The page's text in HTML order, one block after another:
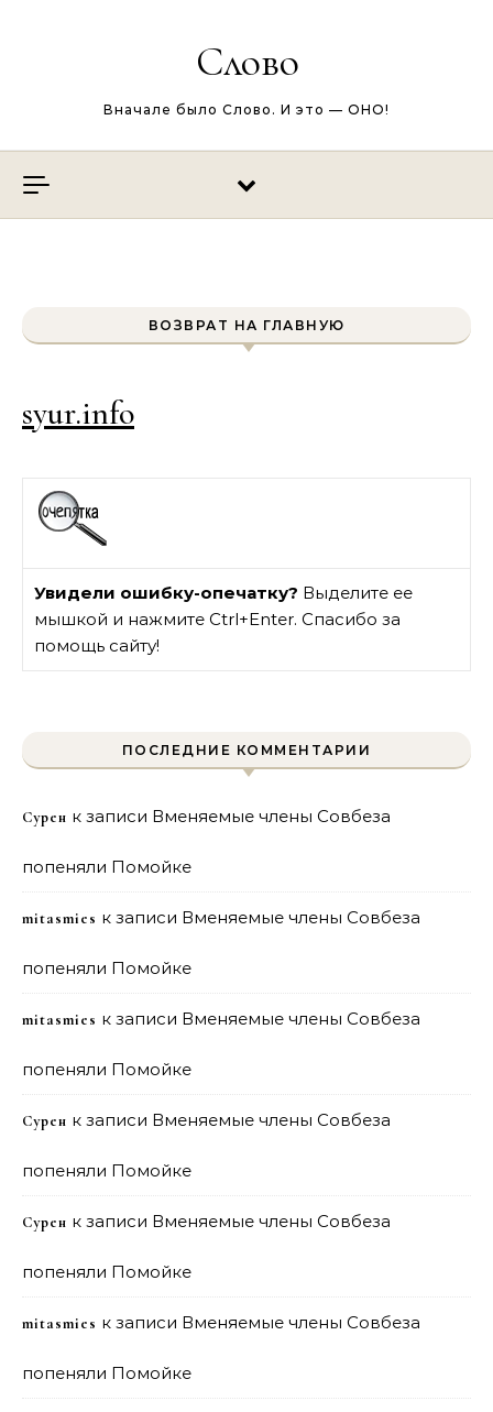
Слово
Вначале было Слово. И это — ОНО!
ВОЗВРАТ НА ГЛАВНУЮ
syur.info
Увидели ошибку-опечатку? Выделите ее
мышкой и нажмите Ctrl+Enter. Спасибо за
помощь сайту!
ПОСЛЕДНИЕ КОММЕНТАРИИ
Сурен к записи Вменяемые члены Совбеза
попеняли Помойке
mitasmies к записи Вменяемые члены Совбеза
попеняли Помойке
mitasmies к записи Вменяемые члены Совбеза
попеняли Помойке
Сурен к записи Вменяемые члены Совбеза
попеняли Помойке
Сурен к записи Вменяемые члены Совбеза
попеняли Помойке
mitasmies к записи Вменяемые члены Совбеза
попеняли Помойке